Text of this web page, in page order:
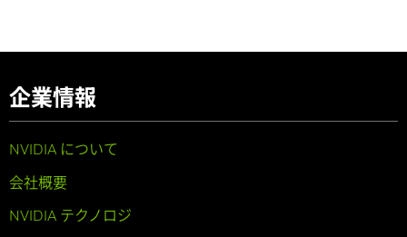
企業情報
NVIDIA について
会社概要
NVIDIA テクノロジ